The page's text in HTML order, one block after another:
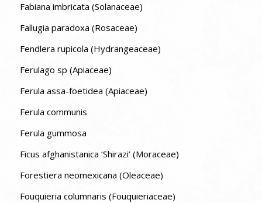
Fabiana imbricata (Solanaceae)
Fallugia paradoxa (Rosaceae)
Fendlera rupicola (Hydrangeaceae)
Ferulago sp (Apiaceae)
Ferula assa-foetidea (Apiaceae)
Ferula communis
Ferula gummosa
Ficus afghanistanica ‘Shirazi’ (Moraceae)
Forestiera neomexicana (Oleaceae)
Fouquieria columnaris (Fouquieriaceae)